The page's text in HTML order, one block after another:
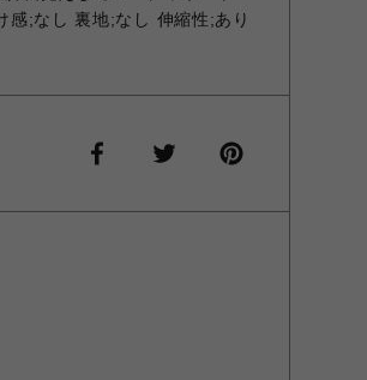
感;なし 裏地;なし 伸縮性;あり